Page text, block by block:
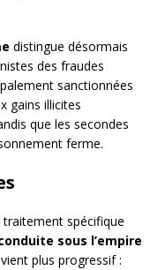
distingue désormais
des fraudes
sanctionnées
gains illicites
que les secondes
ferme.
traitement spécifique
sous l’empire
plus progressif :